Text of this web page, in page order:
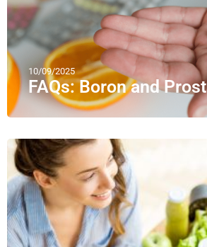
10/09/2025
FAQs: Boron and